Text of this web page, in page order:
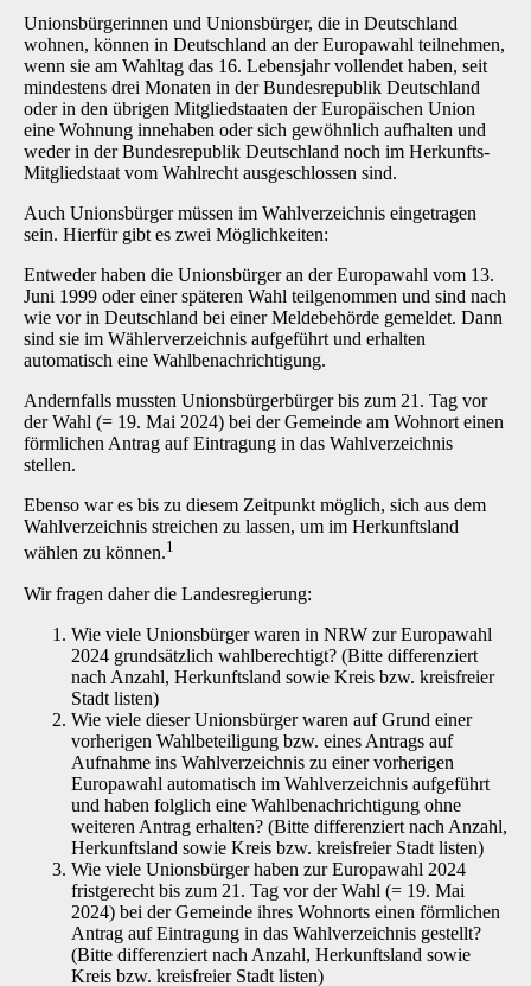
Unionsbürgerinnen und Unionsbürger, die in Deutschland
wohnen, können in Deutschland an der Europawahl teilnehmen,
wenn sie am Wahltag das 16. Lebensjahr vollendet haben, seit
mindestens drei Monaten in der Bundesrepublik Deutschland
oder in den übrigen Mitgliedstaaten der Europäischen Union
eine Wohnung innehaben oder sich gewöhnlich aufhalten und
weder in der Bundesrepublik Deutschland noch im Herkunfts-
Mitgliedstaat vom Wahlrecht ausgeschlossen sind.
Auch Unionsbürger müssen im Wahlverzeichnis eingetragen
sein. Hierfür gibt es zwei Möglichkeiten:
Entweder haben die Unionsbürger an der Europawahl vom 13.
Juni 1999 oder einer späteren Wahl teilgenommen und sind nach
wie vor in Deutschland bei einer Meldebehörde gemeldet. Dann
sind sie im Wählerverzeichnis aufgeführt und erhalten
automatisch eine Wahlbenachrichtigung.
Andernfalls mussten Unionsbürgerbürger bis zum 21. Tag vor
der Wahl (= 19. Mai 2024) bei der Gemeinde am Wohnort einen
förmlichen Antrag auf Eintragung in das Wahlverzeichnis
stellen.
Ebenso war es bis zu diesem Zeitpunkt möglich, sich aus dem
Wahlverzeichnis streichen zu lassen, um im Herkunftsland
wählen zu können.1
Wir fragen daher die Landesregierung:
Wie viele Unionsbürger waren in NRW zur Europawahl
2024 grundsätzlich wahlberechtigt? (Bitte differenziert
nach Anzahl, Herkunftsland sowie Kreis bzw. kreisfreier
Stadt listen)
Wie viele dieser Unionsbürger waren auf Grund einer
vorherigen Wahlbeteiligung bzw. eines Antrags auf
Aufnahme ins Wahlverzeichnis zu einer vorherigen
Europawahl automatisch im Wahlverzeichnis aufgeführt
und haben folglich eine Wahlbenachrichtigung ohne
weiteren Antrag erhalten? (Bitte differenziert nach Anzahl,
Herkunftsland sowie Kreis bzw. kreisfreier Stadt listen)
Wie viele Unionsbürger haben zur Europawahl 2024
fristgerecht bis zum 21. Tag vor der Wahl (= 19. Mai
2024) bei der Gemeinde ihres Wohnorts einen förmlichen
Antrag auf Eintragung in das Wahlverzeichnis gestellt?
(Bitte differenziert nach Anzahl, Herkunftsland sowie
Kreis bzw. kreisfreier Stadt listen)